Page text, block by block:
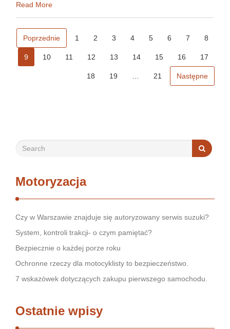
Stąd też w niniejszym tekście pochylimy się nad niniejszym
Read More
Poprzednie 1 2 3 4 5 6 7 8
9 10 11 12 13 14 15 16 17
18 19 21 Następne
Motoryzacja
Czy w Warszawie znajduje się autoryzowany serwis suzuki?
System, kontroli trakcji- o czym pamiętać?
Bezpiecznie o każdej porze roku
Ochronne rzeczy dla motocyklisty to bezpieczeństwo.
7 wskazówek dotyczących zakupu pierwszego samochodu.
Ostatnie wpisy